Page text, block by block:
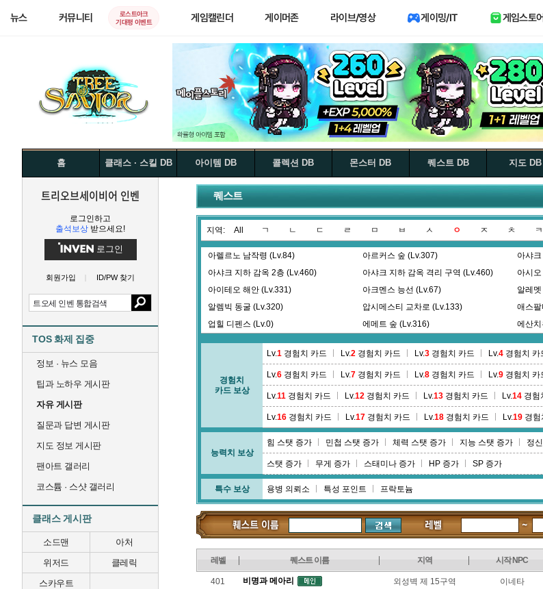
뉴스 커뮤니티
로스트아크
기대평 이벤트
게임캘린더 게이머존 라이브/영상 게이밍/IT 게임스토어
홈 클래스 · 스킬 DB 아이템 DB 콜렉션 DB 몬스터 DB 퀘스트 DB 지도 DB
트리오브세이비어 인벤
로그인하고
출석보상 받으세요!
로그인
회원가입 ID/PW 찾기
TOS 화제 집중
정보 · 뉴스 모음
팁과 노하우 게시판
자유 게시판
질문과 답변 게시판
지도 정보 게시판
팬아트 갤러리
코스튬 · 스샷 갤러리
클래스 게시판
소드맨
아처
위저드
클레릭
스카우트
퀘스트
지역: All ㄱ ㄴ ㄷ ㄹ ㅁ ㅂ ㅅ ㅇ ㅈ ㅊ ㅋ
아렐르노 남작령 (Lv.84) 아르커스 숲 (Lv.307)
아샤
아샤크 지하 감옥 2층 (Lv.460)
아샤크 지하 감옥 격리 구역 (Lv.460)
아시
아이테오 해안 (Lv.331)
아크멘스 능선 (Lv.67)
알레
알렘빅 동굴 (Lv.320)
압시메스티 교차로 (Lv.133)
애스
업힐 디펜스 (Lv.0)
에메트 숲 (Lv.316)
에산
에페로타오 해안 (Lv.335)
엘고스 수도원 별관 (Lv.229)
엘고
여신상 수호 (Lv.0)
여신의 옛뜰 (Lv.99)
연안
오르샤 (Lv.0)
오아쓰 기념지 (Lv.271)
왕릉 1
왕릉 2층 (Lv.84)
왕릉 3층 (Lv.87)
왕릉 4
왕릉 5층 (Lv.93)
왕릉 건축자 예배당 (Lv.78)
왕릉
왕릉 미션 (Lv.0)
왕릉 적재소 (Lv.83)
왕의
외성벽 제 11구역 (Lv.391)
외성벽 제 13구역 (Lv.397)
외성
외성벽 제 15구역 (Lv.404)
외성벽 제 9구역 (Lv.285)
요나엘 기념구 (Lv.295)
우키스 경작지 (Lv.166)
유데
은둔자의 통로 (Lv.0)
이기티 연안 (Lv.235)
이브레 고원 (Lv.238)
이사우고티 숲 (Lv.456)
이스
이졸라챠 고원 (Lv.351)
경험치
카드 보상
Lv.1 경험치 카드 Lv.2 경험치 카드 Lv.3 경험치 카드 Lv.4 경험치 카
Lv.6 경험치 카드 Lv.7 경험치 카드 Lv.8 경험치 카드 Lv.9 경험치 카
Lv.11 경험치 카드 Lv.12 경험치 카드 Lv.13 경험치 카드 Lv.14 경험
Lv.16 경험치 카드 Lv.17 경험치 카드 Lv.18 경험치 카드 Lv.19 경험
능력치 보상
힘 스탯 증가 민첩 스탯 증가 체력 스탯 증가 지능 스탯 증가 정
스탯 증가 무게 증가 스태미나 증가 HP 증가 SP 증가
특수 보상 용병 의뢰소 특성 포인트 프락토늄
레벨 퀘스트 이름 지역 시작 NPC
401 비명과 메아리 외성벽 제 15구역 이네타